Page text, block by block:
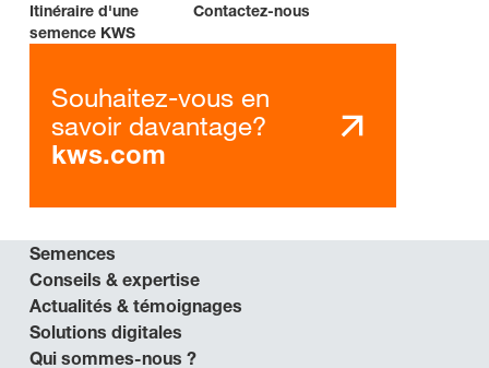
Itinéraire d'une
semence KWS
Contactez-nous
Souhaitez-vous en
savoir davantage?
kws.com
Semences
Conseils & expertise
Actualités & témoignages
Solutions digitales
Qui sommes-nous ?